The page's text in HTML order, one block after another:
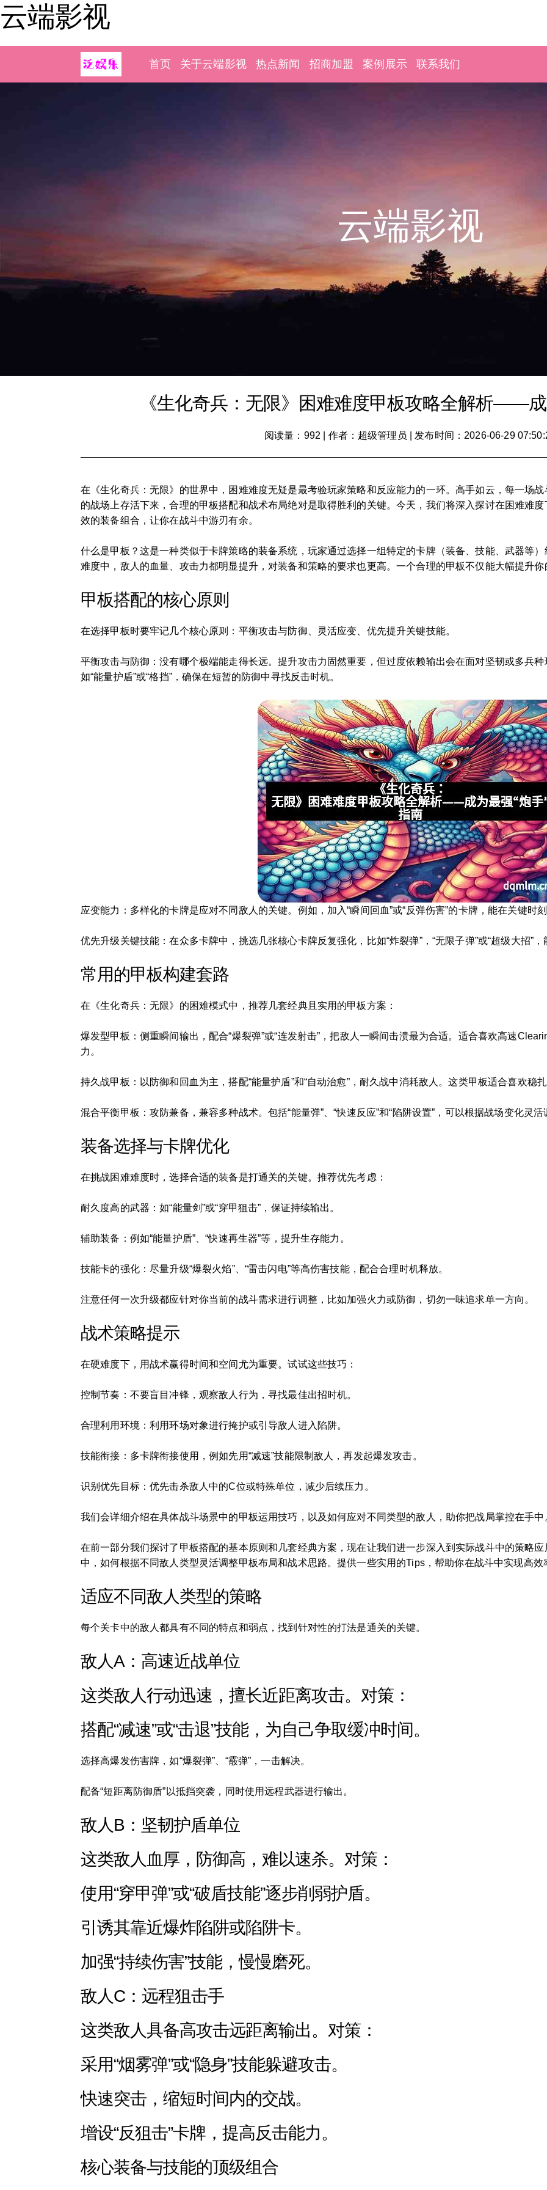
云端影视
首页 关于云端影视 热点新闻 招商加盟 案例展示 联系我们
云端影视
《生化奇兵：无限》困难难度甲板攻略全解析——成
阅读量：992 作者：超级管理员 发布时间：2026-06-29
在《生化奇兵：无限》的世界中，困难难度无疑是最考验玩家策略和反应能力的一环。高手如云，每一场
的战场上存活下来，合理的甲板搭配和战术布局绝对是取得胜利的关键。今天，我们将深入探讨在困难难
效的装备组合，让你在战斗中游刃有余。
什么是甲板？这是一种类似于卡牌策略的装备系统，玩家通过选择一组特定的卡牌（装备、技能、武器等
难度中，敌人的血量、攻击力都明显提升，对装备和策略的要求也更高。一个合理的甲板不仅能大幅提升
甲板搭配的核心原则
在选择甲板时要牢记几个核心原则：平衡攻击与防御、灵活应变、优先提升关键技能。
平衡攻击与防御：没有哪个极端能走得长远。提升攻击力固然重要，但过度依赖输出会在面对坚韧或多兵
如“能量护盾”或“格挡”，确保在短暂的防御中寻找反击时机。
应变能力：多样化的卡牌是应对不同敌人的关键。例如，加入“瞬间回血”或“反弹伤害”的卡牌，能在关键时
优先升级关键技能：在众多卡牌中，挑选几张核心卡牌反复强化，比如“炸裂弹”，“无限子弹”或“超级大招”
常用的甲板构建套路
在《生化奇兵：无限》的困难模式中，推荐几套经典且实用的甲板方案：
爆发型甲板：侧重瞬间输出，配合“爆裂弹”或“连发射击”，把敌人一瞬间击溃最为合适。适合喜欢高速
力。
持久战甲板：以防御和回血为主，搭配“能量护盾”和“自动治愈”，耐久战中消耗敌人。这类甲板适合喜欢稳
混合平衡甲板：攻防兼备，兼容多种战术。包括“能量弹”、“快速反应”和“陷阱设置”，可以根据战场变化灵活
装备选择与卡牌优化
在挑战困难难度时，选择合适的装备是打通关的关键。推荐优先考虑：
耐久度高的武器：如“能量剑”或“穿甲狙击”，保证持续输出。
辅助装备：例如“能量护盾”、“快速再生器”等，提升生存能力。
技能卡的强化：尽量升级“爆裂火焰”、“雷击闪电”等高伤害技能，配合合理时机释放。
注意任何一次升级都应针对你当前的战斗需求进行调整，比如加强火力或防御，切勿一味追求单一方向。
战术策略提示
在硬难度下，用战术赢得时间和空间尤为重要。试试这些技巧：
控制节奏：不要盲目冲锋，观察敌人行为，寻找最佳出招时机。
合理利用环境：利用环场对象进行掩护或引导敌人进入陷阱。
技能衔接：多卡牌衔接使用，例如先用“减速”技能限制敌人，再发起爆发攻击。
识别优先目标：优先击杀敌人中的C位或特殊单位，减少后续压力。
我们会详细介绍在具体战斗场景中的甲板运用技巧，以及如何应对不同类型的敌人，助你把战局掌控在手中
在前一部分我们探讨了甲板搭配的基本原则和几套经典方案，现在让我们进一步深入到实际战斗中的策略
中，如何根据不同敌人类型灵活调整甲板布局和战术思路。提供一些实用的Tips，帮助你在战斗中实现高效
适应不同敌人类型的策略
每个关卡中的敌人都具有不同的特点和弱点，找到针对性的打法是通关的关键。
敌人A：高速近战单位
这类敌人行动迅速，擅长近距离攻击。对策：
搭配“减速”或“击退”技能，为自己争取缓冲时间。
选择高爆发伤害牌，如“爆裂弹”、“霰弹”，一击解决。
配备“短距离防御盾”以抵挡突袭，同时使用远程武器进行输出。
敌人B：坚韧护盾单位
这类敌人血厚，防御高，难以速杀。对策：
使用“穿甲弹”或“破盾技能”逐步削弱护盾。
引诱其靠近爆炸陷阱或陷阱卡。
加强“持续伤害”技能，慢慢磨死。
敌人C：远程狙击手
这类敌人具备高攻击远距离输出。对策：
采用“烟雾弹”或“隐身”技能躲避攻击。
快速突击，缩短时间内的交战。
增设“反狙击”卡牌，提高反击能力。
核心装备与技能的顶级组合